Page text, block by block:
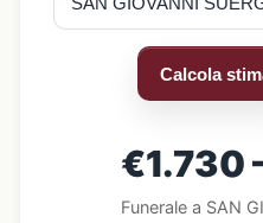
Calcola
€1.730
Funerale a SAN